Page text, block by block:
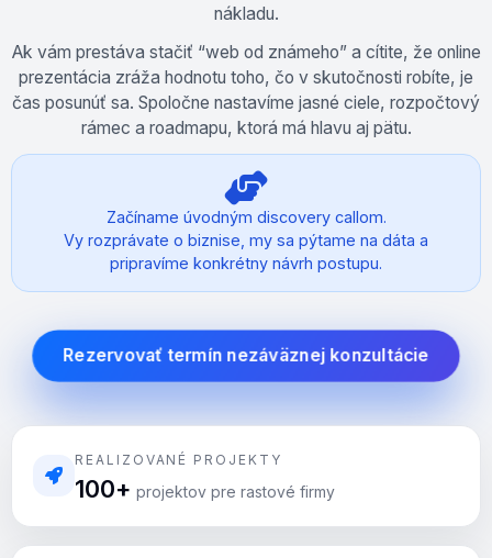
nákladu.
Ak vám prestáva stačiť “web od známeho” a cítite, že online
prezentácia zráža hodnotu toho, čo v skutočnosti robíte, je
čas posunúť sa. Spoločne nastavíme jasné ciele, rozpočtový
rámec a roadmapu, ktorá má hlavu aj pätu.
Začíname úvodným discovery callom.
Vy rozprávate o biznise, my sa pýtame na dáta a
pripravíme konkrétny návrh postupu.
Rezervovať termín nezáväznej konzultácie
REALIZOVANÉ PROJEKTY
100+ projektov pre rastové firmy